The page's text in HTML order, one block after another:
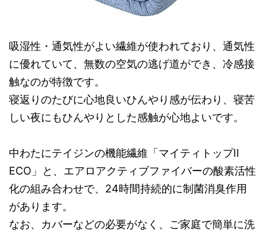
吸湿性・通気性がよい繊維が使われており、通気性
に優れていて、無数の空気の逃げ道ができ、冷感接
触なのが特徴です。
寝返りのたびに心地良いひんやり感が伝わり、寝苦
しい夜にもひんやりとした感触が心地よいです。
中わたにテイジンの機能繊維「マイティトップII
ECO」と、エアロアクティブファイバーの酸素活性
化の組み合わせで、24時間持続的に制菌消臭作用
があります。
なお、カバーなどの必要がなく、ご家庭で簡単に洗